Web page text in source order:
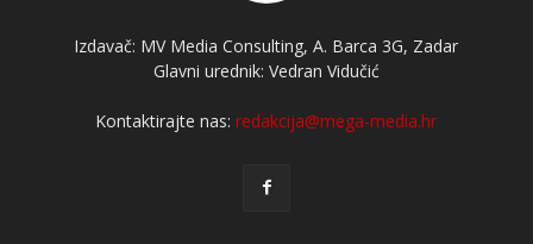
Izdavač: MV Media Consulting, A. Barca 3G, Zadar
Glavni urednik: Vedran Vidučić
Kontaktirajte nas:redakcija@mega-media.hr